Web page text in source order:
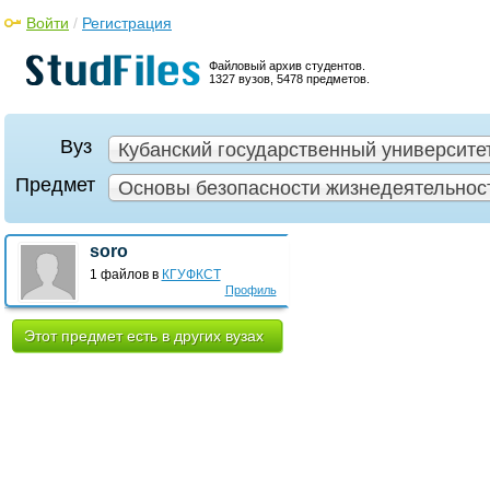
Файловый архив студентов.
1327 вузов, 5478 предметов.
Войти / Регистрация
Вуз
Кубанский государственный
Предмет
Основы безопасности
Профиль
soro
1 файлов в КГУФКСТ
Этот предмет есть в других вузах